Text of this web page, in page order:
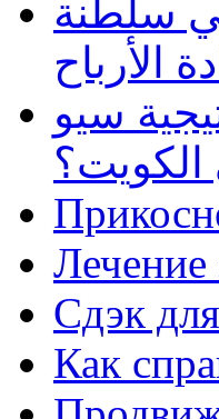
سلطنة
الأرباح
سيو
Лечение
Сдэк
Как